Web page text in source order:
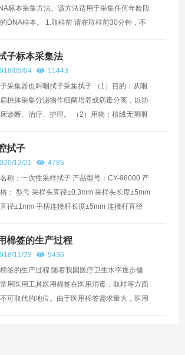
标本采集方法。该方法适用于采集任何年龄段
DNA样本。 1.取样前 请在取样前30分钟，不
清...
子标本采集法
09/04
11443
采集器也叫咽拭子采集拭子 （1）目的：从咽
桃体采集分泌物作细菌培养或病毒分离，以协
诊断、治疗、护理。 （2）用物：植绒无菌咽
...
拭子
12/21
4785
称：一次性采样拭子 产品型号：CY-98000 产
： 型号 采样头直径±0.3mm 采样头长度±5mm
径±1mm 手柄连接杆长度±5mm 连接杆直径
棉签的生产过程
11/23
9436
签的生产过程 随着我国医疗卫生水平逐步健
用医用工具医用棉签在医用消毒，取样等方面
可取代的地位。由于医用棉签需求量大，医用